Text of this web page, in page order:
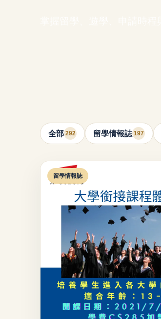
全部 292 留學情報誌 197
留學情報誌